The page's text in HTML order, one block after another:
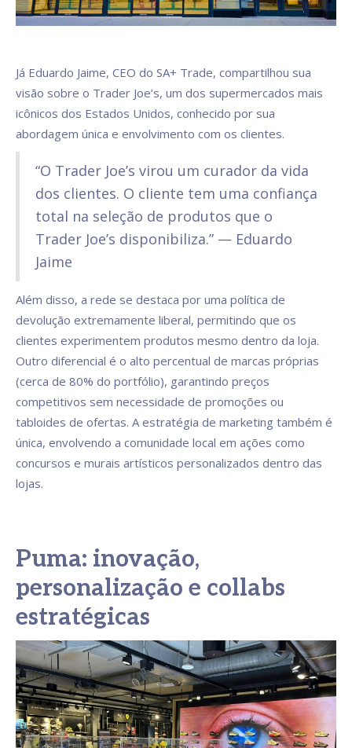
Já Eduardo Jaime, CEO do SA+ Trade, compartilhou sua
visão sobre o Trader Joe’s, um dos supermercados mais
icônicos dos Estados Unidos, conhecido por sua
abordagem única e envolvimento com os clientes.
“O Trader Joe’s virou um curador da vida
dos clientes. O cliente tem uma confiança
total na seleção de produtos que o
Trader Joe’s disponibiliza.” — Eduardo
Jaime
Além disso, a rede se destaca por uma política de
devolução extremamente liberal, permitindo que os
clientes experimentem produtos mesmo dentro da loja.
Outro diferencial é o alto percentual de marcas próprias
(cerca de 80% do portfólio), garantindo preços
competitivos sem necessidade de promoções ou
tabloides de ofertas. A estratégia de marketing também é
única, envolvendo a comunidade local em ações como
concursos e murais artísticos personalizados dentro das
lojas.
Puma: inovação,
personalização e collabs
estratégicas